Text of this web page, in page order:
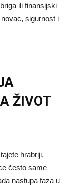
ili finansijski
sigurnost i
ŽIVOT
hrabriji,
često same
nastupa faza u